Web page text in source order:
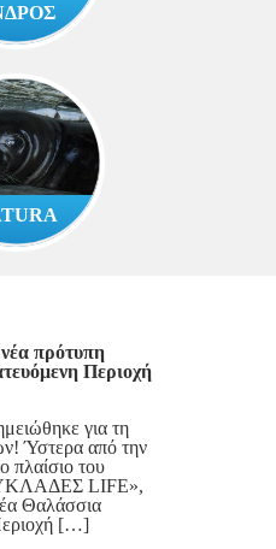
πρότυπη
Περιοχή
για τη
Ύστερα από την
πλαίσιο του
LIFE»,
Θαλάσσια
[…]